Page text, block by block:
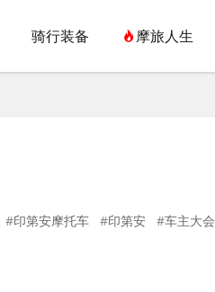
骑行装备 摩旅人生
#印第安摩托车 #印第安 #车主大会召集令